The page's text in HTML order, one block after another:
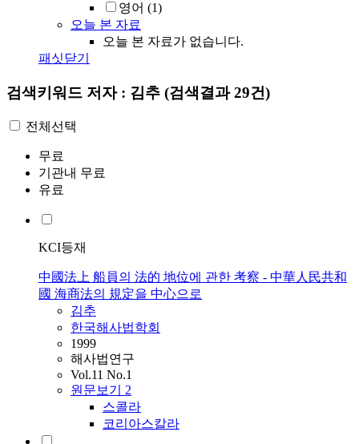
영어 (1)
오늘 본 자료
오늘 본 자료가 없습니다.
패싯닫기
검색키워드 저자 : 김추 (검색결과 29건)
전체선택
무료
기관내 무료
유료
KCI등재
中國法上 船員의 法的 地位에 관한 考察 - 中華人民共和
國 海商法의 規定을 中心으로
김추
한국해사법학회
1999
해사법연구
Vol.11 No.1
원문보기 2
스콜라
코리아스칼라